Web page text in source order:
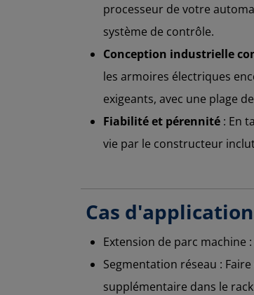
processeur de votre
système de contrôle.
Conception industrielle
les armoires électriques
exigeants, avec une plage
Fiabilité et pérennité : En
vie par le constructeur
Cas
Extension de parc machine
Segmentation réseau :
supplémentaire dans le rack